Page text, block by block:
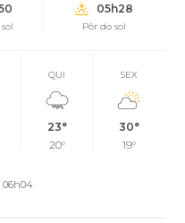
05h28
Pôr do sol
QUI
23°
20°
SEX
30°
19°
06h04